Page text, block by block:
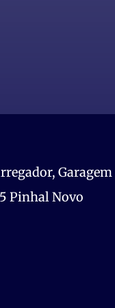
Garagem
Pinhal Novo